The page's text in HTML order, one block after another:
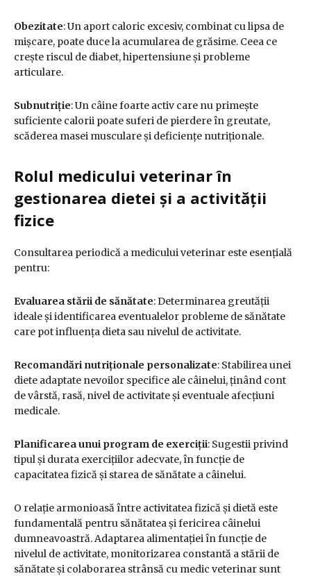
Obezitate:Un aport caloric excesiv, combinat cu lipsa de
mișcare, poate duce la acumularea de grăsime. Ceea ce
crește riscul de diabet, hipertensiune și probleme
articulare.
Subnutriție:Un câine foarte activ care nu primește
suficiente calorii poate suferi de pierdere în greutate,
scăderea masei musculare și deficiențe nutriționale.
Rolul medicului veterinar în
gestionarea dietei și a activității
fizice
Consultarea periodică a medicului veterinar este esențială
pentru:
Evaluarea stării de sănătate:Determinarea greutății
ideale și identificarea eventualelor probleme de sănătate
care pot influența dieta sau nivelul de activitate.
Recomandări nutriționale personalizate: Stabilirea unei
diete adaptate nevoilor specifice ale câinelui, ținând cont
de vârstă, rasă, nivel de activitate și eventuale afecțiuni
medicale.
Planificarea unui program de exerciții: Sugestii privind
tipul și durata exercițiilor adecvate, în funcție de
capacitatea fizică și starea de sănătate a câinelui.
O relație armonioasă între activitatea fizică și dietă este
fundamentală pentru sănătatea și fericirea câinelui
dumneavoastră. Adaptarea alimentației în funcție de
nivelul de activitate, monitorizarea constantă a stării de
sănătate și colaborarea strânsă cu medic veterinar sunt